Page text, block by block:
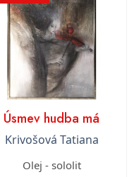
Úsmev hudba má
Krivošová Tatiana
Olej - sololit